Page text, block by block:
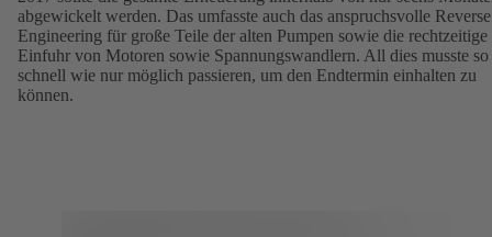
abgewickelt werden. Das umfasste auch das anspruchsvolle Reverse
Engineering für große Teile der alten Pumpen sowie die rechtzeitige
Einfuhr von Motoren sowie Spannungswandlern. All dies musste so
schnell wie nur möglich passieren, um den Endtermin einhalten zu
können.